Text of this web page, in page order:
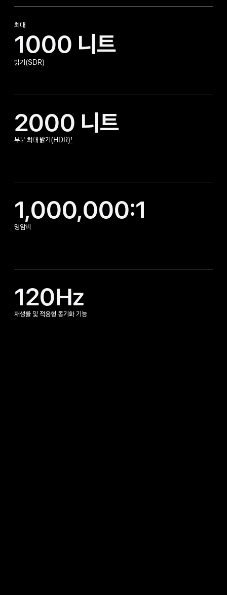
열림
최대
1000 니트
밝기(SDR)
2000 니트
부분 최대 밝기(HDR)1
1,000,000:1
명암비
120Hz
재생률 및 적응형 동기화 기능